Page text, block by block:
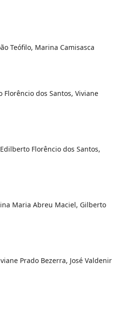
Teófilo, Marina Camisasca
dos Santos, Viviane
Florêncio dos Santos,
Maria Abreu Maciel, Gilberto
Prado Bezerra, José Valdenir